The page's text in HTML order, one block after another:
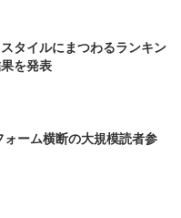
タイルにまつわるランキン
を発表
ーム横断の大規模読者参